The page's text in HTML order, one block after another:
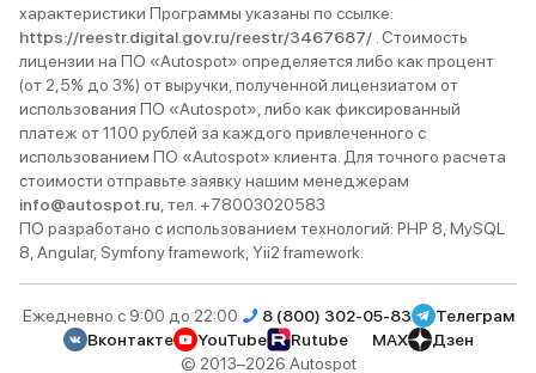
характеристики Программы указаны по ссылке:
https://reestr.digital.gov.ru/reestr/3467687/ . Стоимость
лицензии на ПО «Autospot» определяется либо как процент
(от 2,5% до 3%) от выручки, полученной лицензиатом от
использования ПО «Autospot», либо как фиксированный
платеж от 1100 рублей за каждого привлеченного с
использованием ПО «Autospot» клиента. Для точного расчета
стоимости отправьте заявку нашим менеджерам
info@autospot.ru , тел. +78003020583
ПО разработано с использованием технологий: PHP 8, MySQL
8, Angular, Symfony framework, Yii2 framework.
Ежедневно с 9:00 до 22:00 8 (800) 302-05-83
Телеграм
Вконтакте
YouTube Rutube MAX
Дзен
© 2013–2026 Autospot